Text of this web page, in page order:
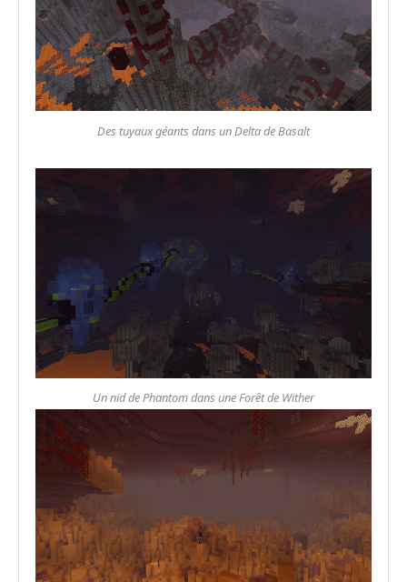
Des tuyaux géants dans un Delta de Basalt
Un nid de Phantom dans une Forêt de Wither